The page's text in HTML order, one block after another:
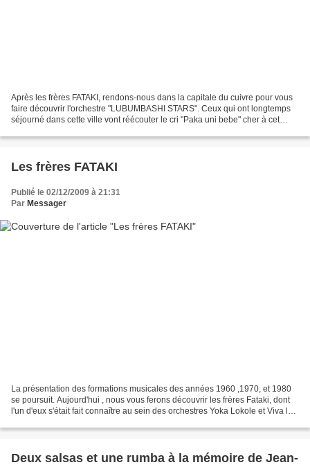
Après les frères FATAKI, rendons-nous dans la capitale du cuivre pour vous
faire découvrir l'orchestre "LUBUMBASHI STARS". Ceux qui ont longtemps
séjourné dans cette ville vont réécouter le cri "Paka uni bebe" cher à cet
Les frères FATAKI
Publié le 02/12/2009 à 21:31
Par Messager
La présentation des formations musicales des années 1960 ,1970, et 1980
se poursuit. Aujourd'hui , nous vous ferons découvrir les frères Fataki, dont
l'un d'eux s'était fait connaître au sein des orchestres Yoka Lokole et Viva la
Deux salsas et une rumba à la mémoire de Jean-